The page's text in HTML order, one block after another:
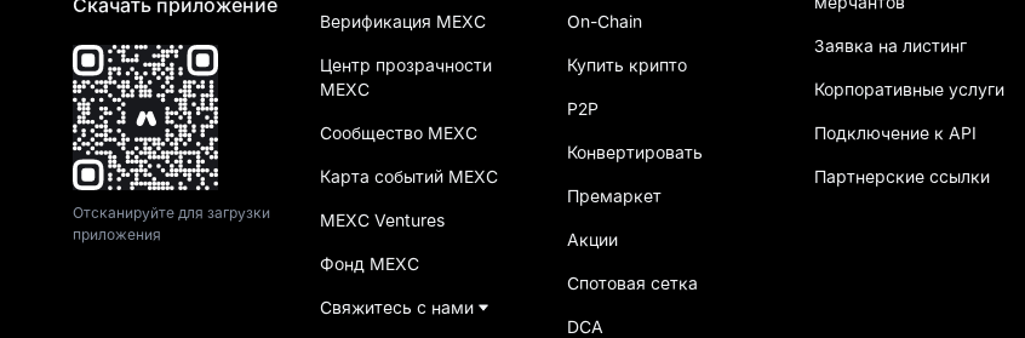
Скачать приложение
Отсканируйте для загрузки
приложения
Верификация MEXC
Центр прозрачности
MEXC
Сообщество MEXC
Карта событий MEXC
MEXC Ventures
Фонд MEXC
Свяжитесь с нами
On-Chain
Купить крипто
P2P
Конвертировать
Премаркет
Акции
Спотовая сетка
DCA
Заявка на листинг
Корпоративные услуги
Подключение к API
Партнерские ссылки